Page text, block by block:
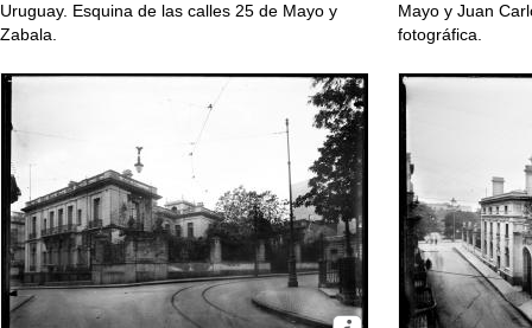
Uruguay. Esquina de las calles 25 de Mayo y
Zabala.
Mayo y Juan
fotográfica.